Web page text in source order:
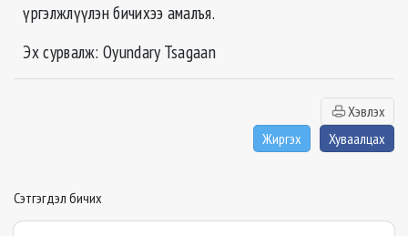
үргэлжлүүлэн бичихээ амалъя.
Эх сурвалж: Оyundary Tsagaan
Хэвлэх
Жиргэх
Хуваалцах
Сэтгэгдэл бичих